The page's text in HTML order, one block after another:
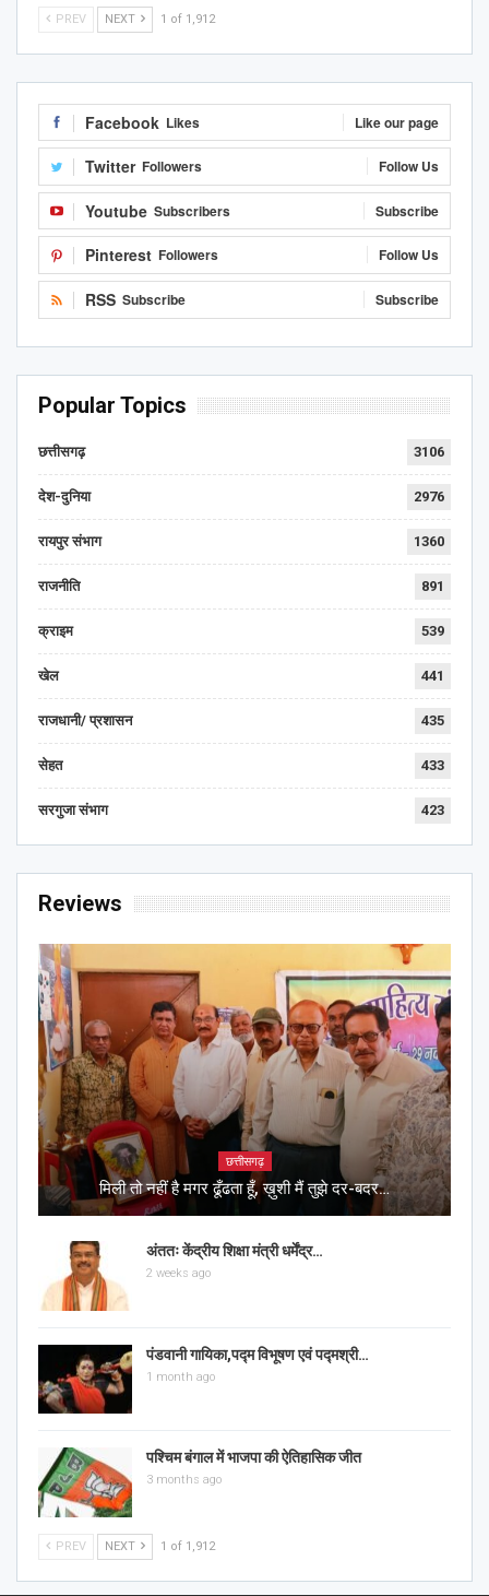
PREV NEXT 1 of 1,912
Facebook Likes Like our page
Twitter Followers Follow Us
Youtube Subscribers Subscribe
Pinterest Followers Follow Us
RSS Subscribe Subscribe
Popular Topics
छत्तीसगढ़ 3106
देश-दुनिया 2976
रायपुर संभाग 1360
राजनीति 891
क्राइम 539
खेल 441
राजधानी/ प्रशासन 435
सेहत 433
सरगुजा संभाग 423
Reviews
छत्तीसगढ़
मिली तो नहीं है मगर ढूँढता हूँ, ख़ुशी मैं तुझे दर-बदर…
अंततः केंद्रीय शिक्षा मंत्री धर्मेंद्र…
2 weeks ago
पंडवानी गायिका,पद्म विभूषण एवं पद्मश्री…
1 month ago
पश्चिम बंगाल में भाजपा की ऐतिहासिक जीत
3 months ago
PREV NEXT 1 of 1,912